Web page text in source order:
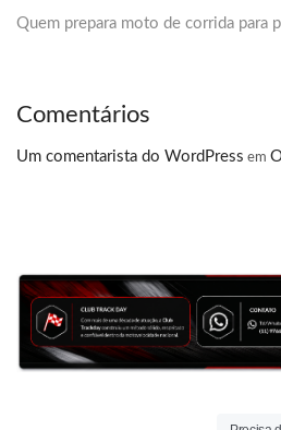
Quem prepara moto de corrida para
Comentários
Um comentarista do WordPress em